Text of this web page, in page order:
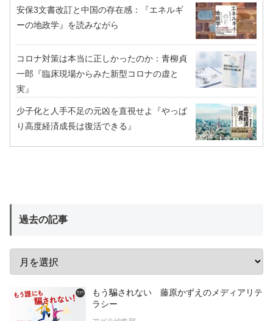
安保3文書改訂と中国の存在感：『エネルギ
ーの地政学』を読みながら
コロナ対策は本当に正しかったのか：青柳貞
一郎『臨床現場からみた新型コロナの虚と
実』
少子化と人手不足の元凶を直視せよ『やっぱ
り高度経済成長は復活できる』
過去の記事
もう騙されない 藤原かずえのメディアリテ
ラシー